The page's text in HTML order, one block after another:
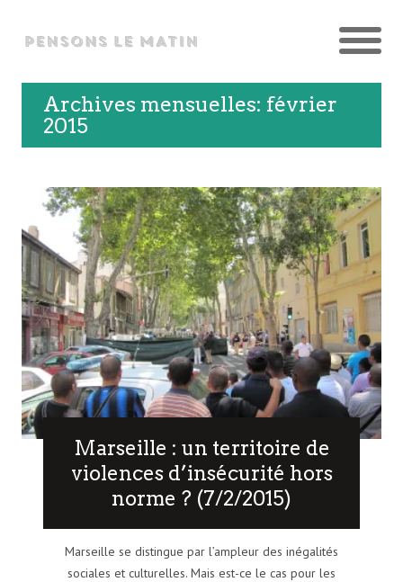
Archives mensuelles: février
2015
Marseille : un territoire de
violences d’insécurité hors
norme ? (7/2/2015)
Marseille se distingue par l’ampleur des inégalités
sociales et culturelles. Mais est-ce le cas pour les